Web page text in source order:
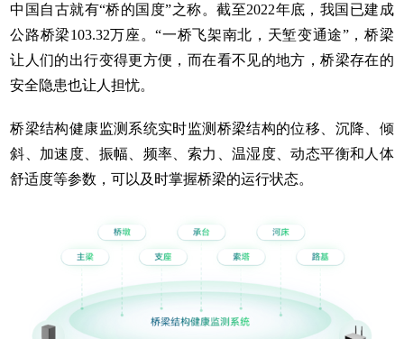
中国自古就有“桥的国度”之称。截至2022年底，我国已建成
公路桥梁103.32万座。“一桥飞架南北，天堑变通途”，桥梁
让人们的出行变得更方便，而在看不见的地方，桥梁存在的
安全隐患也让人担忧。
桥梁结构健康监测系统实时监测桥梁结构的位移、沉降、倾
斜、加速度、振幅、频率、索力、温湿度、动态平衡和人体
舒适度等参数，可以及时掌握桥梁的运行状态。